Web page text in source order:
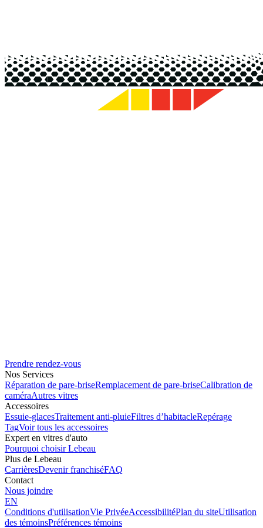
Prendre rendez-vous
Nos Services
Réparation de pare-briseRemplacement de pare-briseCalibration de
caméraAutres vitres
Accessoires
Essuie-glacesTraitement anti-pluieFiltres d’habitacleRepérage
TagVoir tous les accessoires
Expert en vitres d'auto
Pourquoi choisir Lebeau
Plus de Lebeau
CarrièresDevenir franchiséFAQ
Contact
Nous joindre
EN
Conditions d'utilisationVie PrivéeAccessibilitéPlan du siteUtilisation
des témoinsPréférences témoins